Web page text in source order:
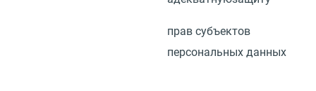
прав субъектов
персональных данных